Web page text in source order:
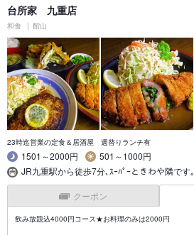
台所家 九重店
和食 館山
23時迄営業の定食＆居酒屋 週替りランチ有
1501～2000円
501～1000円
JR九重駅から徒歩7分､ｽｰﾊﾟｰときわや隣です｡
クーポン
飲み放題込4000円コース★お料理のみは2000円